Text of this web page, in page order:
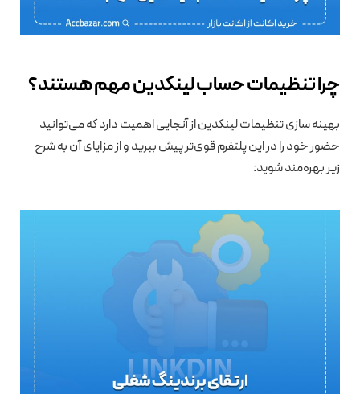
چرا تنظیمات حساب لینکدین مهم هستند؟
بهینه سازی تنظیمات لینکدین از آنجایی اهمیت دارد که می‌توانید
حضور خود را در این پلتفرم قوی‌تر پیش ببرید و از مزایای آن به شرح
زیر بهره‌مند شوید: